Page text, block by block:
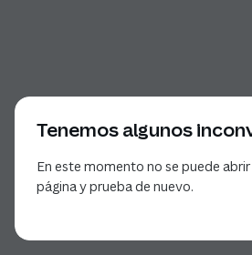
Tenemos algunos
En este momento no se puede
página y prueba de nuevo.